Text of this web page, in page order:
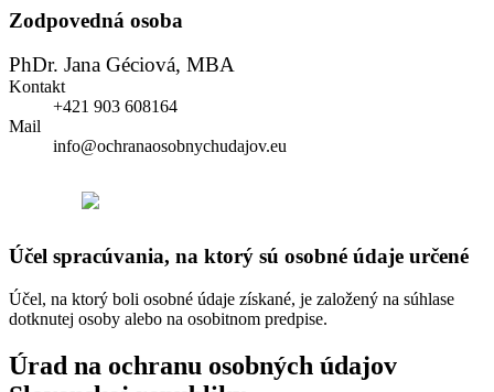
Zodpovedná osoba
PhDr. Jana Géciová, MBA
Kontakt
+421 903 608164
Mail
info@ochranaosobnychudajov.eu
Účel spracúvania, na ktorý sú osobné údaje určené
Účel, na ktorý boli osobné údaje získané, je založený na súhlase
dotknutej osoby alebo na osobitnom predpise.
Úrad na ochranu osobných údajov